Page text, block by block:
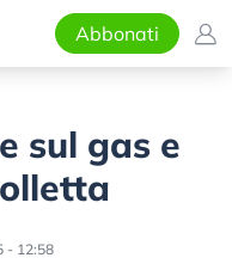
Abbonati
sul gas e
- 12:58